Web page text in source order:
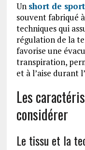
Un short de
souvent fabriqué
techniques qui
régulation de la
favorise une
transpiration,
et à l’aise durant
Les
considérer
Le tissu et la